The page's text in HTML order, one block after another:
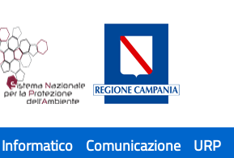
Comunicazione URP